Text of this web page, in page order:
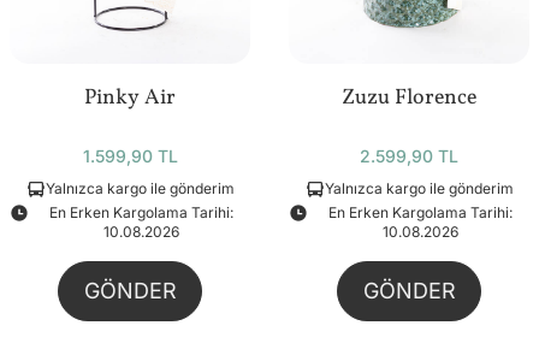
Pinky Air
1.599,90 TL
Yalnızca kargo ile gönderim
En Erken Kargolama Tarihi:
10.08.2026
GÖNDER
Zuzu Florence
2.599,90 TL
Yalnızca kargo ile gönderim
En Erken Kargolama Tarihi:
10.08.2026
GÖNDER